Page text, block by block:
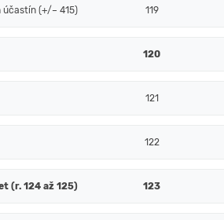
(+/– 415) 119
120
121
122
(r. 124 až 125) 123